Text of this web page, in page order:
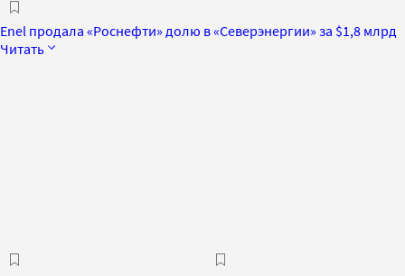
Enel продала «Роснефти» долю в «Северэнергии» за $1,8 млрд
Читать